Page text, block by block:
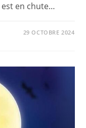
en chute…
29 OCTOBRE 2024